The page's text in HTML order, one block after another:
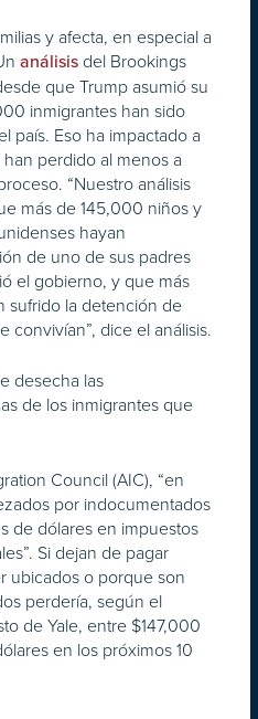
y afecta, en especial a
análisis del Brookings
que Trump asumió su
inmigrantes han sido
país. Eso ha impactado a
perdido al menos a
“Nuestro análisis
más de 145,000 niños y
hayan
de uno de sus padres
el gobierno, y que más
sufrido la detención de
convivían”, dice el análisis.
desecha las
de los inmigrantes que
Council (AIC), “en
por indocumentados
de dólares en impuestos
Si dejan de pagar
ubicados o porque son
perdería, según el
de Yale, entre $147,000
en los próximos 10